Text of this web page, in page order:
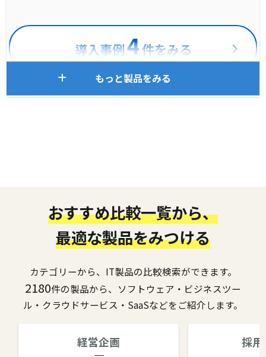
導入事例4件をみる
もっと製品をみる
おすすめ比較一覧から、
最適な製品をみつける
カテゴリーから、IT製品の比較検索ができます。
2180件の製品から、ソフトウェア・ビジネスツー
ル・クラウドサービス・SaaSなどをご紹介します。
経営企画 採